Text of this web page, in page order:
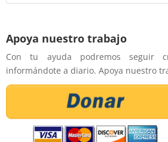
Apoya nuestro trabajo
Con tu ayuda podremos seguir
informándote a diario. Apoya nuestro